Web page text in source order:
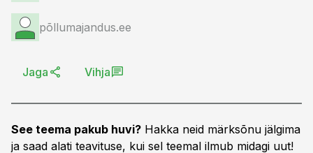
põllumajandus.ee
Jaga Vihja
See teema pakub huvi? Hakka neid märksõnu jälgima
ja saad alati teavituse, kui sel teemal ilmub midagi uut!